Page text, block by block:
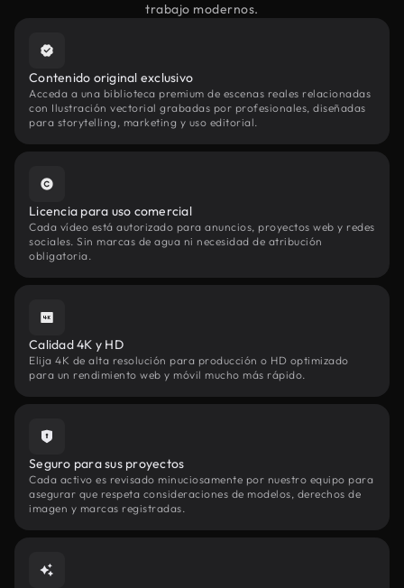
trabajo modernos.
Contenido original exclusivo
Acceda a una biblioteca premium de escenas reales relacionadas
con Ilustración vectorial grabadas por profesionales, diseñadas
para storytelling, marketing y uso editorial.
Licencia para uso comercial
Cada vídeo está autorizado para anuncios, proyectos web y redes
sociales. Sin marcas de agua ni necesidad de atribución
obligatoria.
Calidad 4K y HD
Elija 4K de alta resolución para producción o HD optimizado
para un rendimiento web y móvil mucho más rápido.
Seguro para sus proyectos
Cada activo es revisado minuciosamente por nuestro equipo para
asegurar que respeta consideraciones de modelos, derechos de
imagen y marcas registradas.